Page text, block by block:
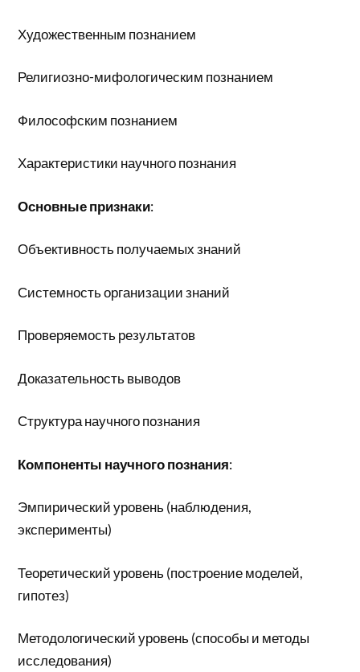
Художественным познанием
Религиозно-мифологическим познанием
Философским познанием
Характеристики научного познания
Основные признаки:
Объективность получаемых знаний
Системность организации знаний
Проверяемость результатов
Доказательность выводов
Структура научного познания
Компоненты научного познания:
Эмпирический уровень (наблюдения,
эксперименты)
Теоретический уровень (построение моделей,
гипотез)
Методологический уровень (способы и методы
исследования)